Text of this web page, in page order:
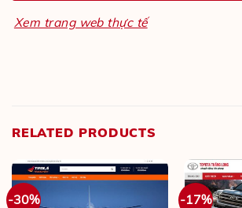
Xem trang web thực tế
RELATED PRODUCTS
-30% -17%